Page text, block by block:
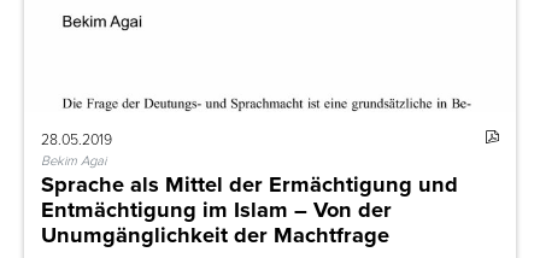
28.05.2019
Bekim Agai
Sprache als Mittel der Ermächtigung und
Entmächtigung im Islam – Von der
Unumgänglichkeit der Machtfrage